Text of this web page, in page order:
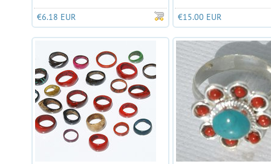
€6.18 EUR €15.00 EUR